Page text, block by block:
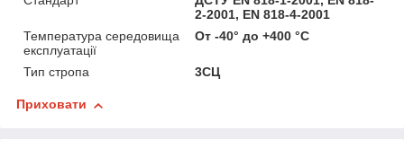
2-2001, EN 818-4-2001
Температура середовища
експлуатації
От -40° до +400 °С
Тип стропа 3СЦ
Приховати